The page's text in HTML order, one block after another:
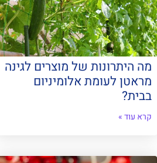
מה היתרונות של מוצרים לגינה
מראטן לעומת אלומיניום
בבית?
קרא עוד »